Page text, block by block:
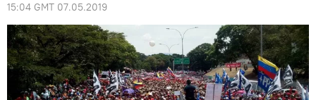
15:04 GMT 07.05.2019